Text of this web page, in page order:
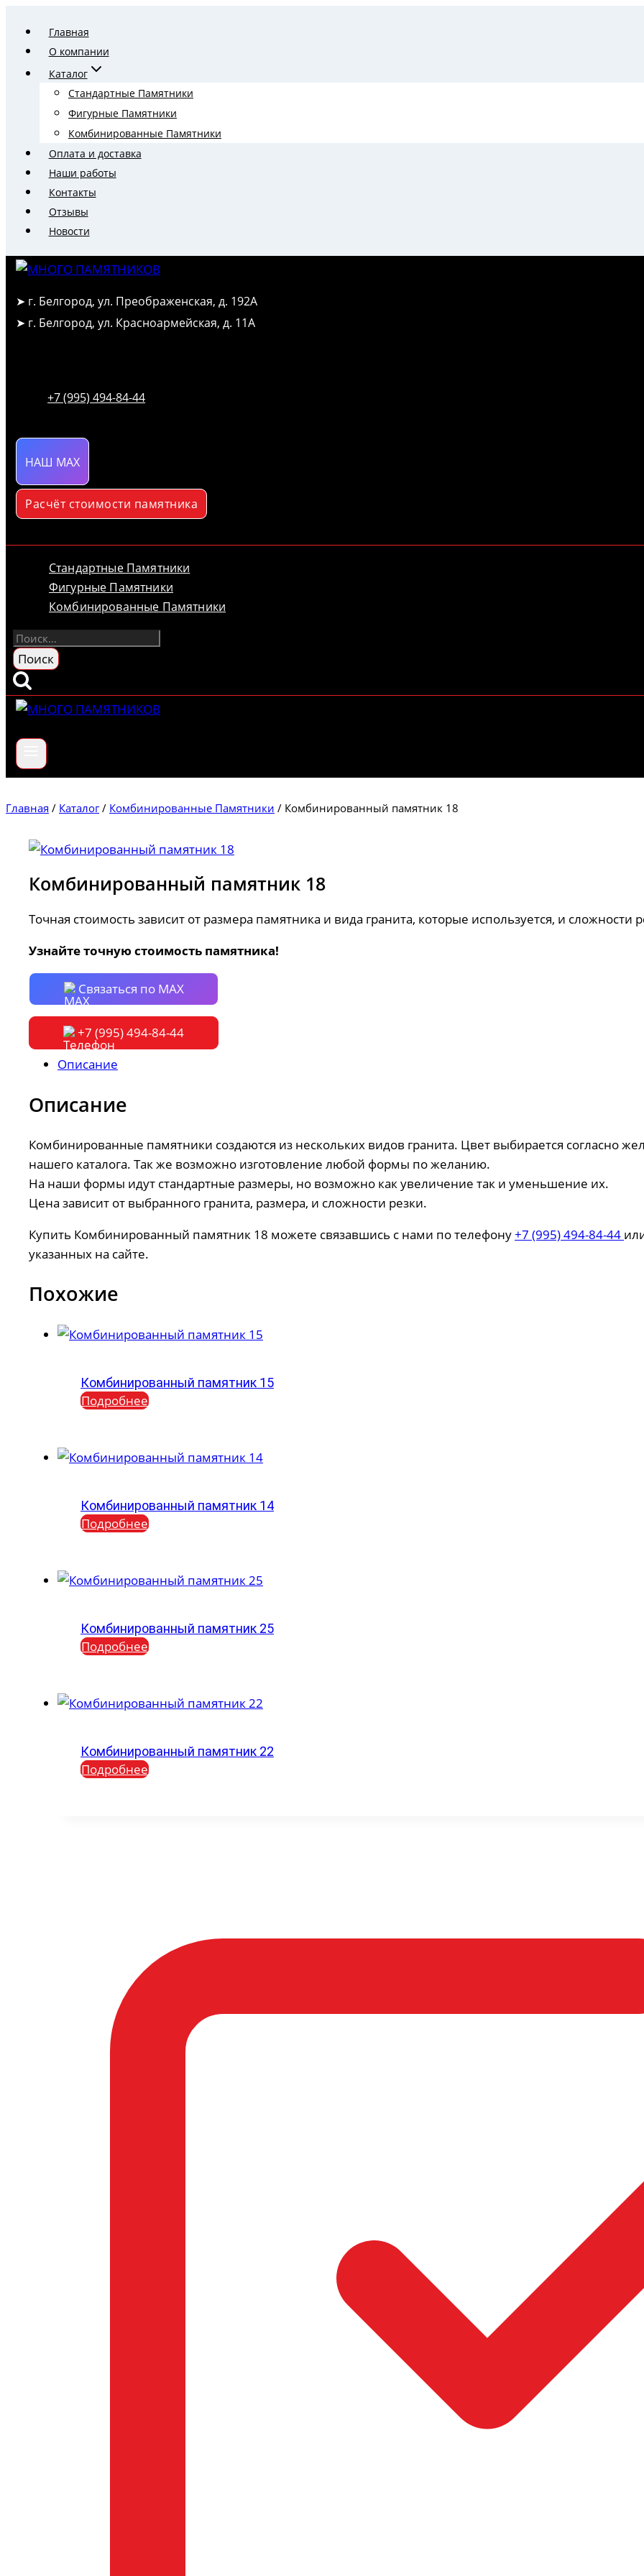
содержимому
Главная
О компании
Каталог
Стандартные Памятники
Фигурные Памятники
Комбинированные Памятники
Оплата и доставка
Наши работы
Контакты
Отзывы
Новости
➤ г. Белгород, ул. Преображенская, д. 192А
➤ г. Белгород, ул. Красноармейская, д. 11А
+7 (995) 494-84-44
НАШ MAX
Расчёт стоимости памятника
Стандартные Памятники
Фигурные Памятники
Комбинированные Памятники
Найти:
Главная / Каталог / Комбинированные Памятники / Комбинированный памятник 18
Комбинированный памятник 18
Точная стоимость зависит от размера памятника и вида гранита, которые используется, и сложности
Узнайте точную стоимость памятника!
Связаться по MAX
+7 (995) 494-84-44
Описание
Описание
Комбинированные памятники создаются из нескольких видов гранита. Цвет выбирается согласно
нашего каталога. Так же возможно изготовление любой формы по желанию.
На наши формы идут стандартные размеры, но возможно как увеличение так и уменьшение их.
Цена зависит от выбранного гранита, размера, и сложности резки.
Купить Комбинированный памятник 18 можете связавшись с нами по телефону+7 (995) 494-84-44
указанных на сайте.
Похожие
Комбинированный памятник 15
Подробнее
Комбинированный памятник 14
Подробнее
Комбинированный памятник 25
Подробнее
Комбинированный памятник 22
Подробнее